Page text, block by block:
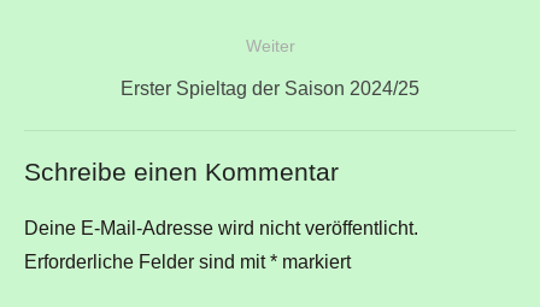
Weiter
Nächster
Erster Spieltag der Saison 2024/25
Schreibe einen Kommentar
Deine E-Mail-Adresse wird nicht veröffentlicht.
Erforderliche Felder sind mit* markiert